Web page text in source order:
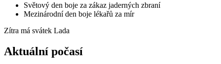
Světový den boje za zákaz jaderných zbraní
Mezinárodní den boje lékařů za mír
Zítra má svátek Lada
Aktuální počasí